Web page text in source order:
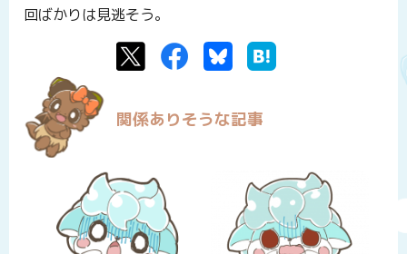
回ばかりは見逃そう。
TwitterFacebookBluesky はてなブックマーク
関係ありそうな記事